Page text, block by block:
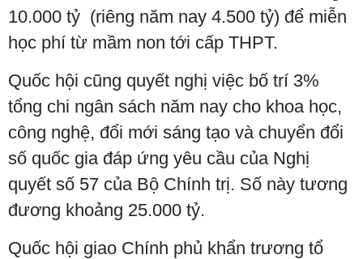
10.000 tỷ (riêng năm nay 4.500 tỷ) để miễn
học phí từ mầm non tới cấp THPT.
Quốc hội cũng quyết nghị việc bố trí 3%
tổng chi ngân sách năm nay cho khoa học,
công nghệ, đổi mới sáng tạo và chuyển đổi
số quốc gia đáp ứng yêu cầu của Nghị
quyết số 57 của Bộ Chính trị. Số này tương
đương khoảng 25.000 tỷ.
Quốc hội giao Chính phủ khẩn trương tổ